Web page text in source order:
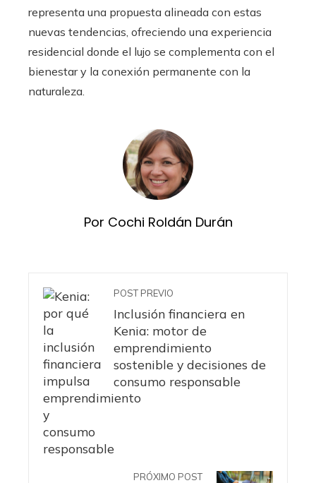
representa una propuesta alineada con estas
nuevas tendencias, ofreciendo una experiencia
residencial donde el lujo se complementa con el
bienestar y la conexión permanente con la
naturaleza.
Por Cochi Roldán Durán
POST PREVIO
Inclusión financiera en
Kenia: motor de
emprendimiento
sostenible y decisiones de
consumo responsable
PRÓXIMO POST